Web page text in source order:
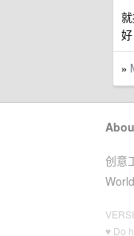
好
»
创意
♥ Do